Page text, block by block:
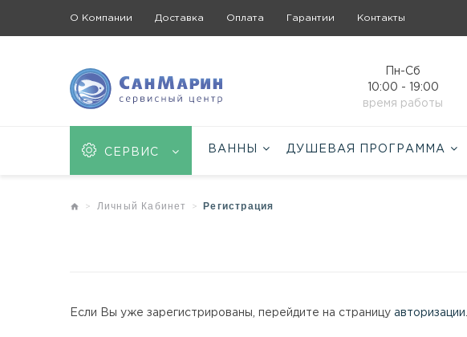
О Компании Доставка Оплата Гарантии Контакты
Пн-Сб
10:00 - 19:00
время работы
СЕРВИС ВАННЫ ДУШЕВАЯ ПРОГРАММА
Личный Кабинет Регистрация
Если Вы уже зарегистрированы, перейдите на страницу авторизации